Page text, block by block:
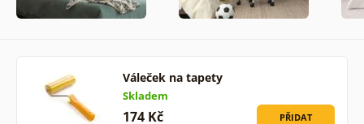
Váleček na tapety
Skladem
174 Kč PŘIDAT